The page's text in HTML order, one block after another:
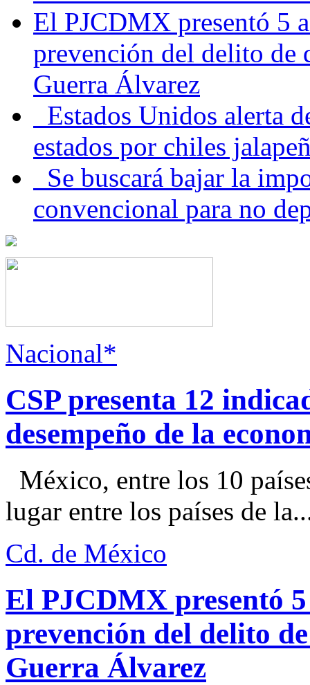
El PJCDMX presentó 5
prevención del delito de
Guerra Álvarez
Estados Unidos alerta
estados por chiles
Se buscará bajar la
convencional para no
Nacional*
CSP presenta 12
desempeño de la
México, entre los 10
lugar entre los países de
Cd. de México
El PJCDMX presentó
prevención del delito
Guerra Álvarez